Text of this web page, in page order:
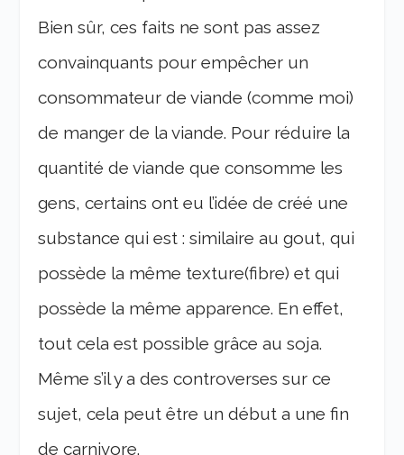
Bien sûr, ces faits ne sont pas assez
convainquants pour empêcher un
consommateur de viande (comme moi)
de manger de la viande. Pour réduire la
quantité de viande que consomme les
gens, certains ont eu l’idée de créé une
substance qui est : similaire au gout, qui
possède la même texture(fibre) et qui
possède la même apparence. En effet,
tout cela est possible grâce au soja.
Même s’il y a des controverses sur ce
sujet, cela peut être un début a une fin
de carnivore.